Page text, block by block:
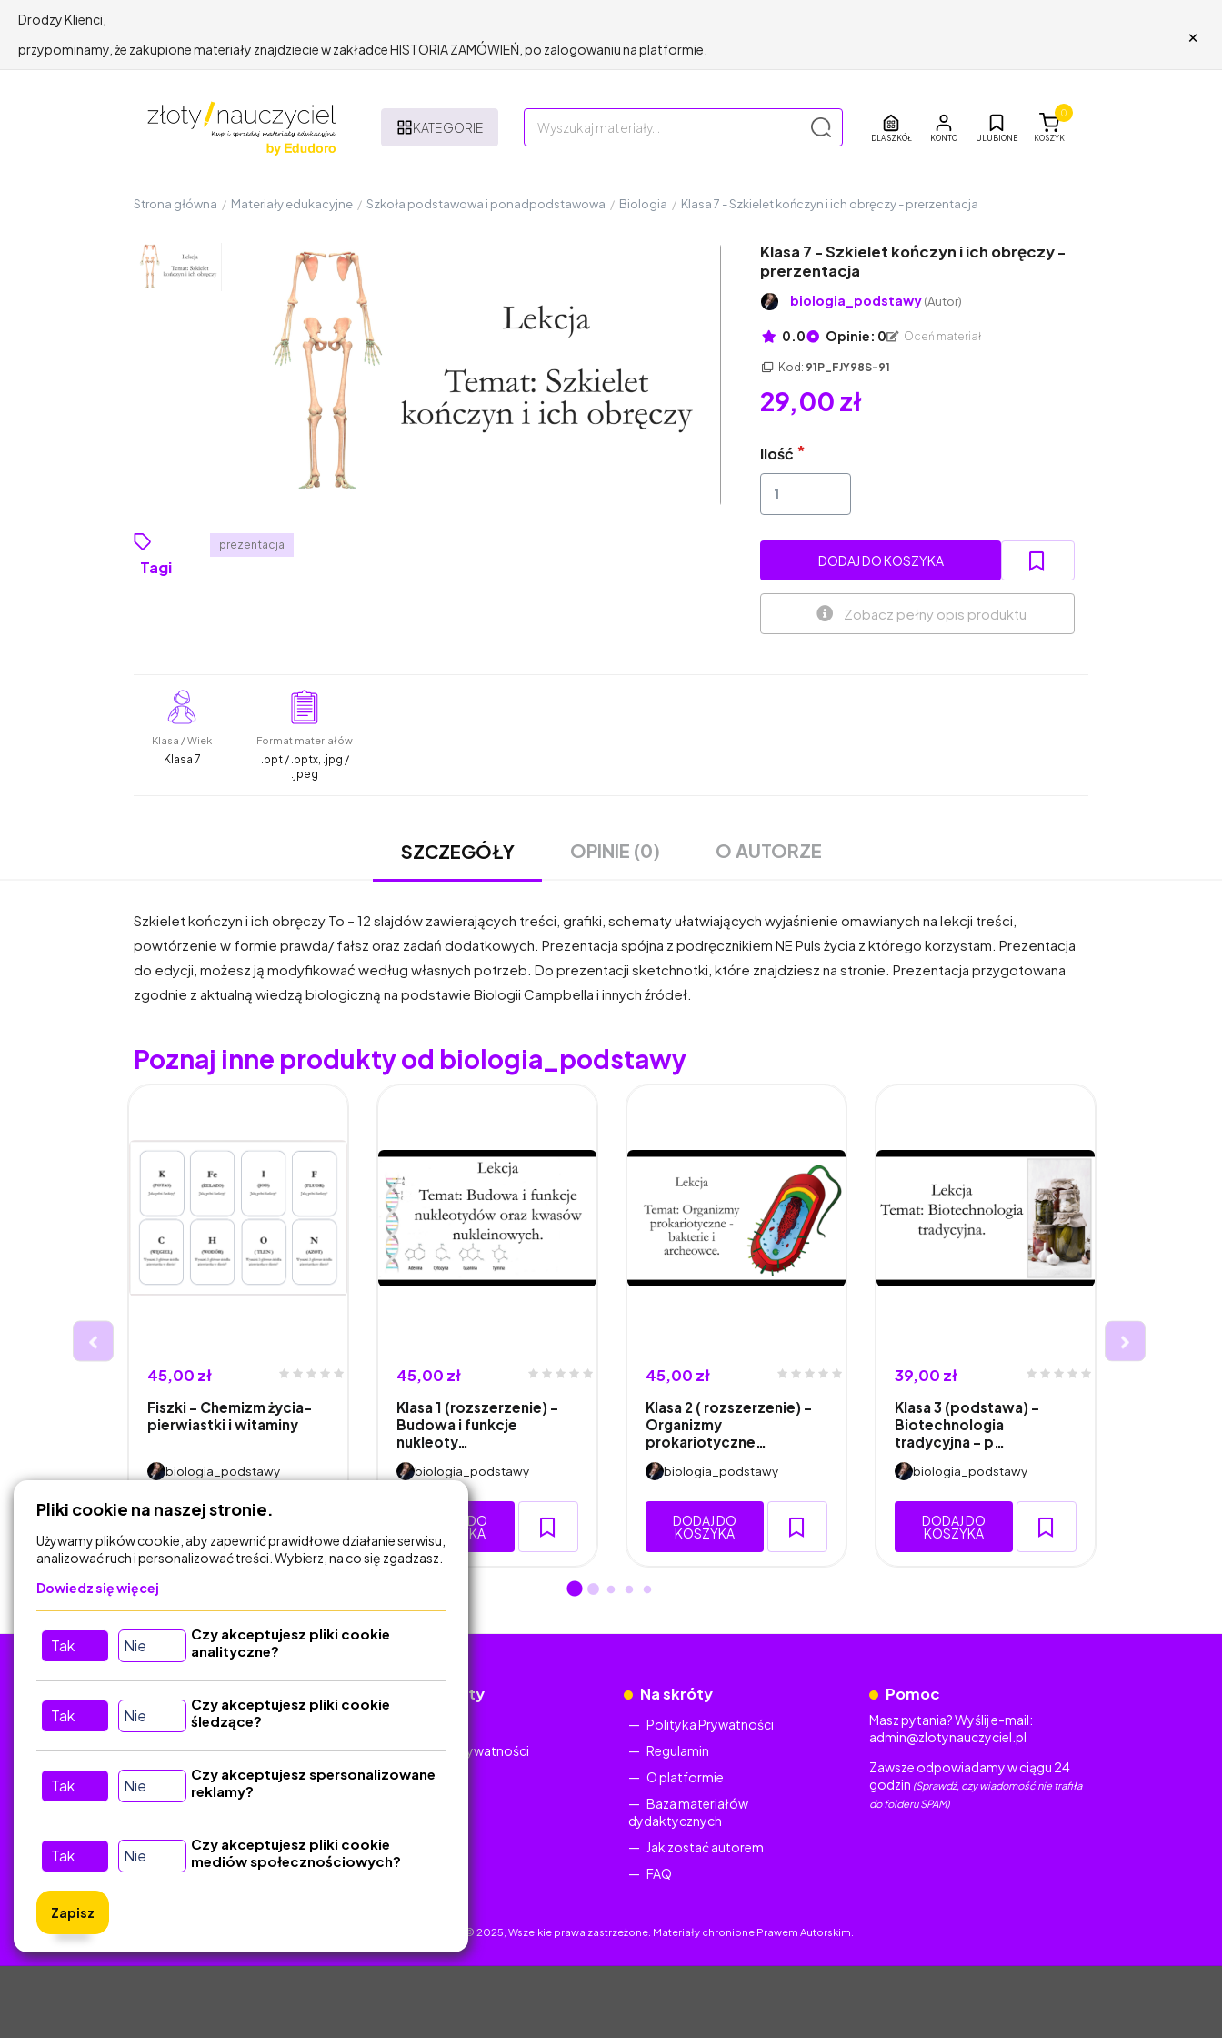
Drodzy Klienci,
przypominamy, że zakupione materiały znajdziecie w zakładce HISTORIA ZAMÓWIEŃ, po zalogowaniu na platformie.
×
KATEGORIE
DLA SZKÓŁ ULUBIONE KOSZYK
0
Strona główna / Materiały edukacyjne / Szkoła podstawowa i ponadpodstawowa / Biologia / Klasa 7 - Szkielet kończyn i ich obręczy - prerzentacja
Tagi
prezentacja
Klasa 7 - Szkielet kończyn i ich obręczy -
prerzentacja
biologia_podstawy(Autor)
0.0 Opinie: 0 Oceń materiał
Kod: 91P_FJY98S-91
29,00 zł
Ilość
DODAJ DO KOSZYKA
Zobacz pełny opis produktu
Klasa / Wiek
Klasa 7
Format materiałów
.ppt / .pptx, .jpg /
.jpeg
SZCZEGÓŁY OPINIE (0) O AUTORZE
Szkielet kończyn i ich obręczy To – 12 slajdów zawierających treści, grafiki, schematy ułatwiających wyjaśnienie omawianych na lekcji treści,
powtórzenie w formie prawda/ fałsz oraz zadań dodatkowych. Prezentacja spójna z podręcznikiem NE Puls życia z którego korzystam. Prezentacja
do edycji, możesz ją modyfikować według własnych potrzeb. Do prezentacji sketchnotki, które znajdziesz na stronie. Prezentacja przygotowana
zgodnie z aktualną wiedzą biologiczną na podstawie Biologii Campbella i innych źródeł.
Poznaj inne produkty od biologia_podstawy
45,00 zł
Fiszki - Chemizm życia-
pierwiastki i witaminy
biologia_podstawy
DODAJ DO
KOSZYKA
45,00 zł
Klasa 1 (rozszerzenie) -
Budowa i funkcje
nukleoty…
biologia_podstawy
DODAJ DO
KOSZYKA
45,00 zł
Klasa 2 ( rozszerzenie) -
Organizmy
prokariotyczne…
biologia_podstawy
DODAJ DO
KOSZYKA
39,00 zł
Klasa 3 (podstawa) -
Biotechnologia
tradycyjna - p…
biologia_podstawy
DODAJ DO
KOSZYKA
Kontakt
Dokumenty
Polityka Prywatności
Na skróty
Polityka Prywatności
Regulamin
O platformie
Baza materiałów
dydaktycznych
Jak zostać autorem
FAQ
Pomoc
Masz pytania? Wyślij e-mail:
admin@zlotynauczyciel.pl
Zawsze odpowiadamy w ciągu 24
godzin (Sprawdź, czy wiadomość nie trafiła
do folderu SPAM)
ZlotyNauczyciel.pl © 2025, Wszelkie prawa zastrzeżone. Materiały chronione Prawem Autorskim.
Pliki cookie na naszej stronie.
Używamy plików cookie, aby zapewnić prawidłowe działanie serwisu,
analizować ruch i personalizować treści. Wybierz, na co się zgadzasz.
Dowiedz się więcej
Tak Nie
Czy akceptujesz pliki cookie
analityczne?
Tak Nie
Czy akceptujesz pliki cookie
śledzące?
Tak Nie
Czy akceptujesz spersonalizowane
reklamy?
Tak Nie
Czy akceptujesz pliki cookie
mediów społecznościowych?
Zapisz